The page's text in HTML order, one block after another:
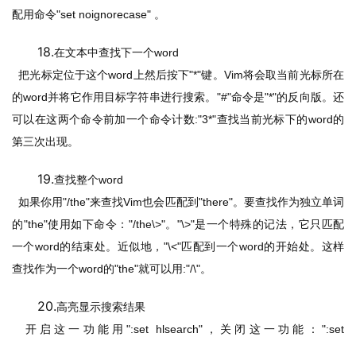
配用命令"set noignorecase" 。
18.在文本中查找下一个word
把光标定位于这个word上然后按下"*"键。 Vim将会取当前光标所在
的word并将它作用目标字符串进行搜索。 "#"命令是"*"的反向版。还
可以在这两个命令前加一个命令计数:"3*"查找当前光标下的word的
第三次出现。
19.查找整个word
如果你用"/the"来查找Vim也会匹配到"there"。要查找作为独立单词
的"the"使用如下命令： "/the\>"。 "\>"是一个特殊的记法，它只匹配
一个word的结束处。近似地， "\<"匹配到一个word的开始处。这样
查找作为一个word的"the"就可以用:"/\"。
20.高亮显示搜索结果
开启这一功能用":set hlsearch"，关闭这一功能：":set